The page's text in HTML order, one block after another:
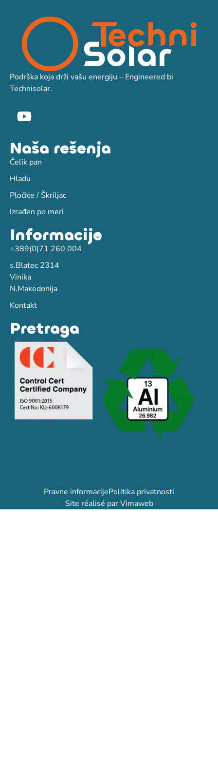
Podrška koja drži vašu energiju – Engineered bi
Technisolar.
Naša rešenja
Čelik pan
Hladu
Pločice / Škriljac
Izrađen po meri
Informacije
+389(0)71 260 004
s.Blatec 2314
Vinika
N.Makedonija
Kontakt
Pretraga
Pravne informacijePolitika privatnosti
Site réalisé par Vimaweb